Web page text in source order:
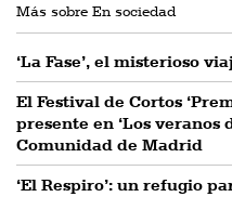
Más sobre En sociedad
‘La Fase’, el misterioso
El Festival de Cortos
presente en ‘Los veranos
Comunidad de Madrid
‘El Respiro’: un refugio